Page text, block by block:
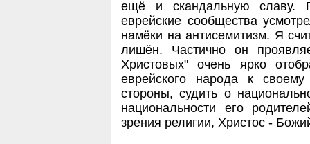
ещё и скандальную славу.
еврейские сообщества
намёки на антисемитизм. Я
лишён. Частично он
Христовых" очень ярко
еврейского народа к
стороны, судить о
национальности его
зрения религии, Христос -